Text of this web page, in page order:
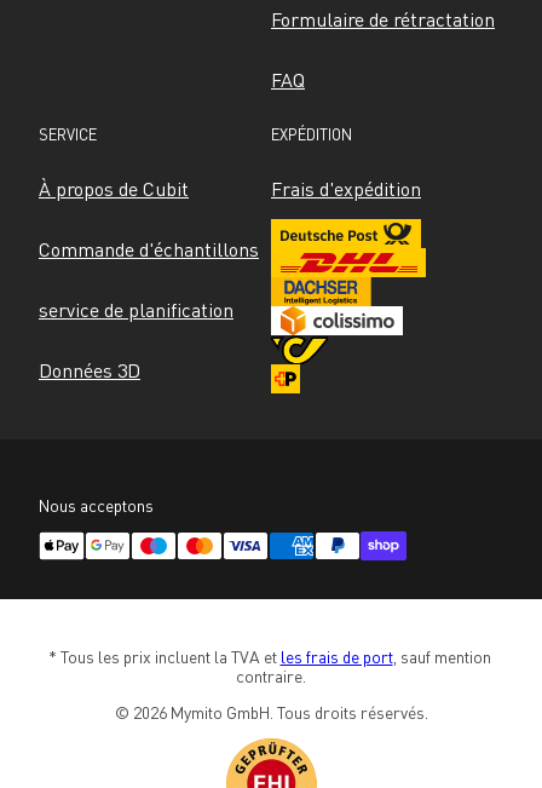
Formulaire de rétractation
FAQ
SERVICE
À propos de Cubit
Commande d'échantillons
service de planification
Données 3D
EXPÉDITION
Frais d'expédition
Nous acceptons
* Tous les prix incluent la TVA et les frais de port, sauf mention
contraire.
© 2026 Mymito GmbH. Tous droits réservés.